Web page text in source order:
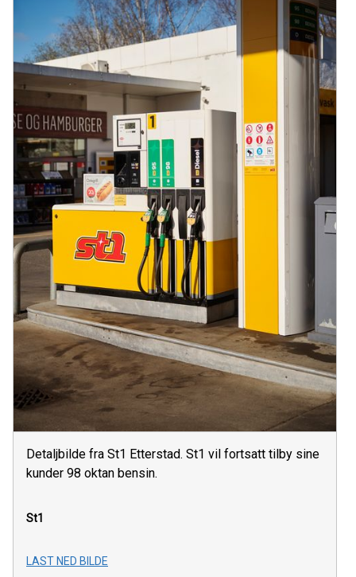
Detaljbilde fra St1 Etterstad. St1 vil fortsatt tilby sine
kunder 98 oktan bensin.
St1
LAST NED BILDE